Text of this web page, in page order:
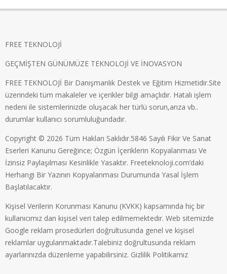
FREE TEKNOLOJİ
GEÇMİŞTEN GÜNÜMÜZE TEKNOLOJİ VE İNOVASYON
FREE TEKNOLOJİ Bir Danışmanlık Destek ve Eğitim Hizmetidir.Site
üzerindeki tüm makaleler ve içerikler bilgi amaçlıdır. Hatalı işlem
nedeni ile sistemlerinizde oluşacak her türlü sorun,arıza vb..
durumlar kullanıcı sorumluluğundadır.
Copyright © 2026 Tüm Hakları Saklıdır.5846 Sayılı Fikir Ve Sanat
Eserleri Kanunu Gereğince; Özgün İçeriklerin Kopyalanması Ve
İzinsiz Paylaşılması Kesinlikle Yasaktır. Freeteknoloji.com’daki
Herhangi Bir Yazının Kopyalanması Durumunda Yasal İşlem
Başlatılacaktır.
Kişisel Verilerin Korunması Kanunu (KVKK) kapsamında hiç bir
kullanıcımız dan kişisel veri talep edilmemektedir. Web sitemizde
Google reklam prosedürleri doğrultusunda genel ve kişisel
reklamlar uygulanmaktadır.Talebiniz doğrultusunda reklam
ayarlarınızda düzenleme yapabilirsiniz. Gizlilik Politikamız